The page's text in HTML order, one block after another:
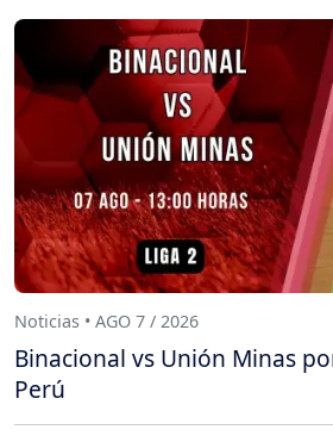
Noticias • AGO 7 / 2026
Binacional vs Unión Minas
Perú